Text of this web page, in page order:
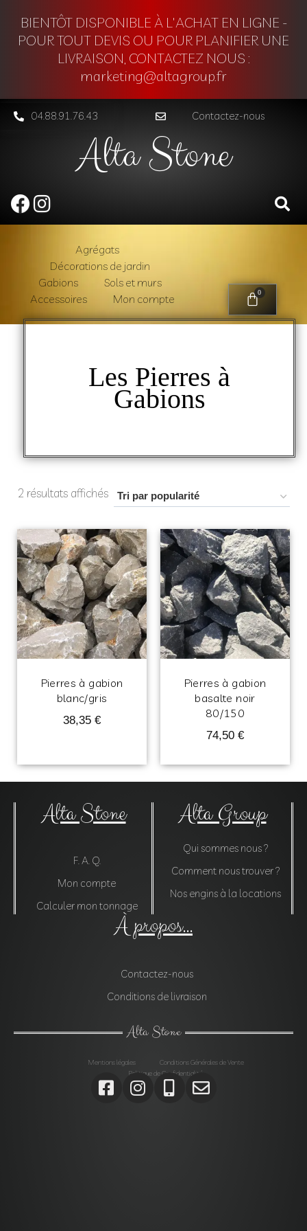
BIENTÔT DISPONIBLE À L'ACHAT EN LIGNE -
POUR TOUT DEVIS OU POUR PLANIFIER UNE
LIVRAISON, CONTACTEZ NOUS :
marketing@altagroup.fr
04.88.91.76.43 Contactez-nous
Alta Stone
Agrégats
Décorations de jardin
Gabions
Sols et murs
Accessoires
Mon compte 0
Les Pierres à
Gabions
2 résultats affichés
Pierres à gabion
blanc/gris
38,35 €
Pierres à gabion
basalte noir
80/150
74,50 €
Alta Stone
F. A. Q.
Mon compte
Calculer mon tonnage
Alta Group
Qui sommes nous ?
Comment nous trouver ?
Nos engins à la locations
À propos...
Contactez-nous
Conditions de livraison
Alta Stone
Mentions légales
Conditions Générales de Vente
Politique de Confidentialité